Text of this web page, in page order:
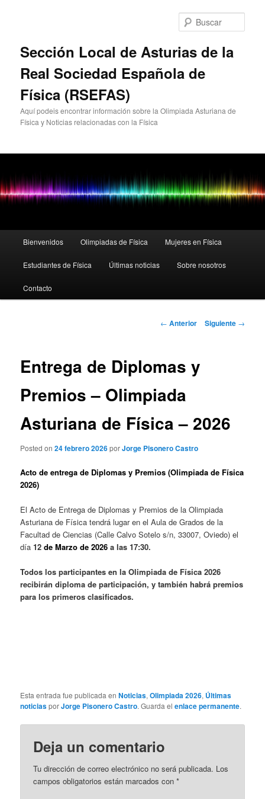
Sección Local de Asturias de la
Real Sociedad Española de
Física (RSEFAS)
Aquí podeis encontrar información sobre la Olimpiada Asturiana de
Física y Noticias relacionadas con la Física
principal
Ir
al
contenido
Bienvenidos Olimpiadas de Física Mujeres en Física
Estudiantes de Física Últimas noticias Sobre nosotros
Contacto
Navegación
← Anterior Siguiente →
Entrega de Diplomas y
Premios – Olimpiada
Asturiana de Física – 2026
Posted on24 febrero 2026porJorge Pisonero Castro
Acto de entrega de Diplomas y Premios (Olimpiada de Física
2026)
El Acto de Entrega de Diplomas y Premios de la Olimpiada
Asturiana de Física tendrá lugar en el Aula de Grados de la
Facultad de Ciencias (Calle Calvo Sotelo s/n, 33007, Oviedo) el
día12 de Marzo de 2026a las 17:30.
Todos los participantes en la Olimpiada de Física 2026
recibirán diploma de participación, y también habrá premios
para los primeros clasificados.
Esta entrada fue publicada enNoticias,Olimpiada 2026, Últimas
noticiasporJorge Pisonero Castro. Guarda elenlace permanente.
Deja un comentario
Tu dirección de correo electrónico no será publicada. Los
campos obligatorios están marcados con*